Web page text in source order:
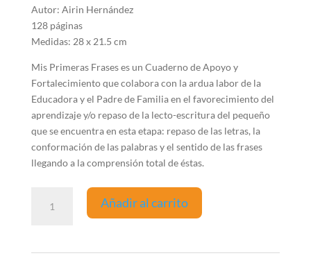
Autor: Airin Hernández
128 páginas
Medidas: 28 x 21.5 cm
Mis Primeras Frases es un Cuaderno de Apoyo y
Fortalecimiento que colabora con la ardua labor de la
Educadora y el Padre de Familia en el favorecimiento del
aprendizaje y/o repaso de la lecto-escritura del pequeño
que se encuentra en esta etapa: repaso de las letras, la
conformación de las palabras y el sentido de las frases
llegando a la comprensión total de éstas.
primeras
Añadir al carrito